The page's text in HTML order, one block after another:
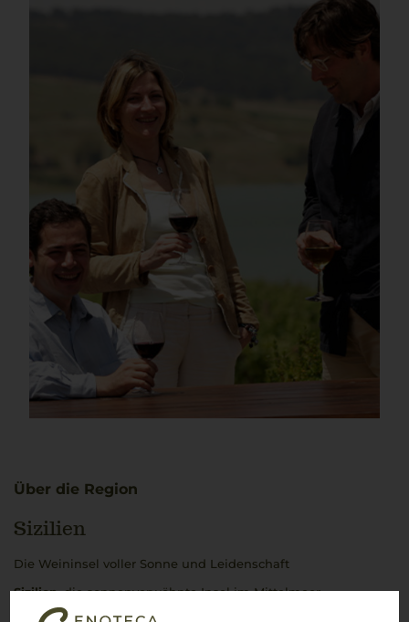
Über die Region
Sizilien
Die Weininsel voller Sonne und Leidenschaft
Sizilien, die sonnenverwöhnte Insel im Mittelmeer,
beeindruckt mit einer Weintradition, die bis in die Antike